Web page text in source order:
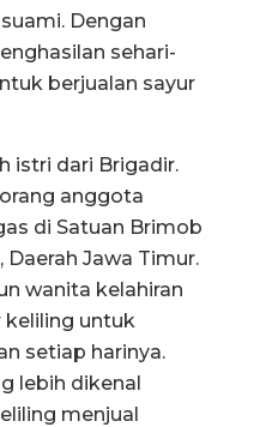
Dengan
sehari-
berjualan sayur
istri dari Brigadir.
anggota
di Satuan Brimob
Jawa Timur.
wanita kelahiran
keliling untuk
setiap harinya.
lebih dikenal
menjual